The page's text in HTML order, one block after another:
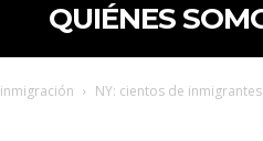
QUIÉNES
inmigración NY: cientos de